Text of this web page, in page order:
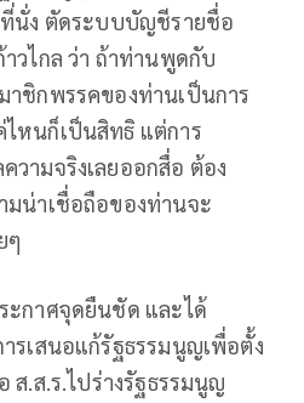
นั่ง ตัดระบบบัญชีรายชื่อ
วไกล ว่า ถ้าท่านพูดกับ
ชิกพรรคของท่านเป็นการ
หนก็เป็นสิทธิ แต่การ
ามจริงเลยออกสื่อ ต้อง
มน่าเชื่อถือของท่านจะ
ๆ
ะกาศจุดยืนชัด และได้
รเสนอแก้รัฐธรรมนูญเพื่อตั้ง
ส.ส.ร.ไปร่างรัฐธรรมนูญ